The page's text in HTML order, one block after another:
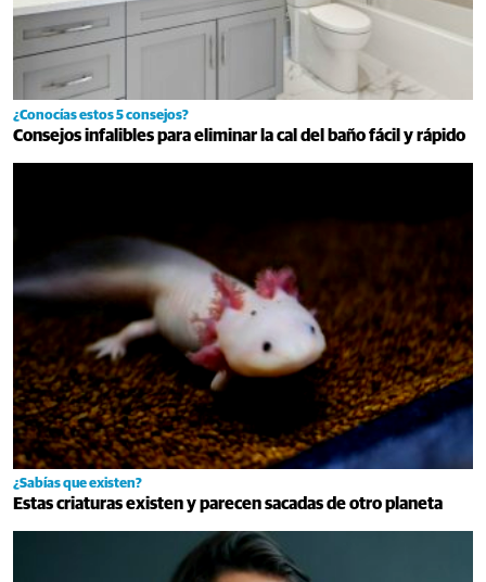
¿Conocías estos 5 consejos?
Consejos infalibles para eliminar la cal del baño fácil y rápido
¿Sabías que existen?
Estas criaturas existen y parecen sacadas de otro planeta